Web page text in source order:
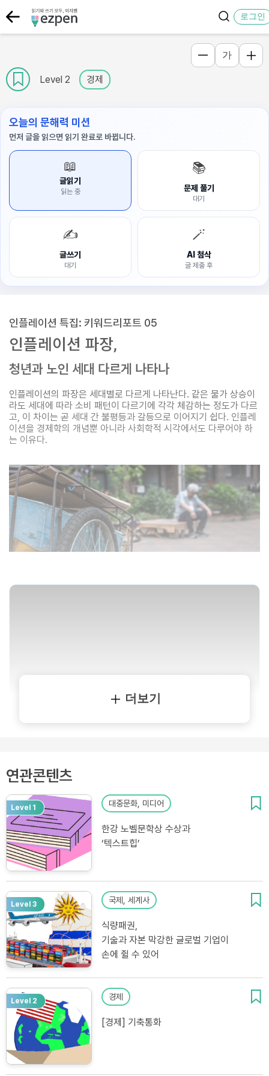
로그인
Level 2 경제
가
오늘의 문해력 미션
먼저 글을 읽으면 읽기 완료로 바뀝니다.
📖
글읽기
읽는 중
📚
문제 풀기
대기
✍️
글쓰기
대기
🪄
AI 첨삭
글 제출 후
인플레이션 특집: 키워드리포트 05
인플레이션 파장,
청년과 노인 세대 다르게 나타나
인플레이션의 파장은 세대별로 다르게 나타난다. 같은 물가 상승이
라도 세대에 따라 소비 패턴이 다르기에 각각 체감하는 정도가 다르
고, 이 차이는 곧 세대 간 불평등과 갈등으로 이어지기 쉽다. 인플레
이션을 경제학의 개념뿐 아니라 사회학적 시각에서도 다루어야 하
는 이유다.
더보기
연관콘텐츠
Level 1 대중문화, 미디어
한강 노벨문학상 수상과
‘텍스트힙’
Level 3 국제, 세계사
식량패권,
기술과 자본 막강한 글로벌 기업이
손에 쥘 수 있어
Level 2 경제
[경제] 기축통화